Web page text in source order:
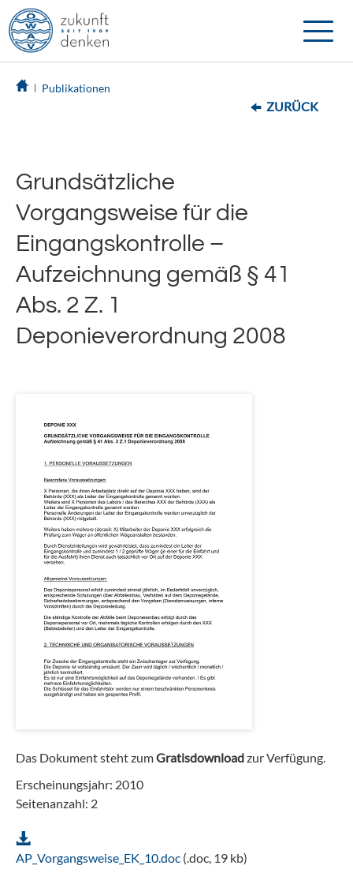
Toggle
Publikationen
ZURÜCK
Grundsätzliche
Vorgangsweise für die
Eingangskontrolle –
Aufzeichnung gemäß § 41
Abs. 2 Z. 1
Deponieverordnung 2008
Das Dokument steht zumGratisdownloadzur Verfügung.
Erscheinungsjahr: 2010
Seitenanzahl: 2
AP_Vorgangsweise_EK_10.doc (.doc, 19 kb)